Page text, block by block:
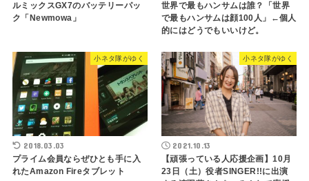
ルミックスGX7のバッテリーパッ
ク「Newmowa」
世界で最もハンサムは誰？「世界
で最もハンサムは顔100人」←個人
的にはどうでもいいけど。
小ネタ隊がゆく
2018.03.03
プライム会員ならぜひとも手に入
れたAmazon Fireタブレット
小ネタ隊がゆく
2021.10.13
【頑張っている人応援企画】10月
23日（土）役者SINGER!!に出演